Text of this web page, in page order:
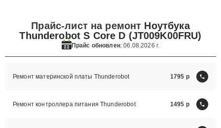
Прайс-лист на ремонт Ноутбука
Thunderobot S Core D (JT009K00FRU)
Прайс обновлен: 06.08.2026 г.
Ремонт материнской платы Thunderobot 1795
Ремонт контроллера питания Thunderobot 1495